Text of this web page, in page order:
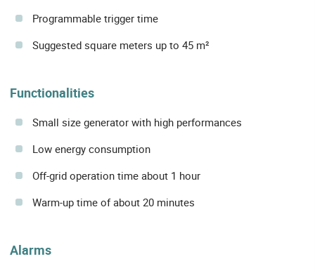
Programmable trigger time
Suggested square meters up to 45 m²
Functionalities
Small size generator with high performances
Low energy consumption
Off-grid operation time about 1 hour
Warm-up time of about 20 minutes
Alarms